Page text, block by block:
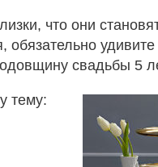
что они
обязательно
свадьбы 5
тему: